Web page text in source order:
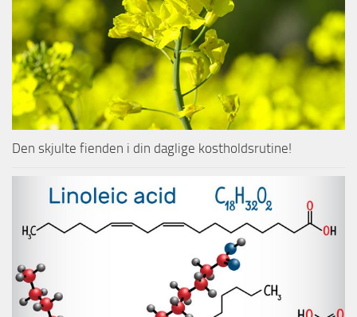
Den skjulte fienden i din daglige kostholdsrutine!